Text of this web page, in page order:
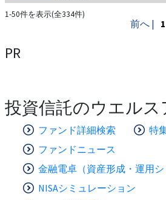
1-50件を表示(全334件)
前へ | 1
PR
投資信託のウエル
ファンド詳細検索
特
ファンドニュース
金融電卓（資産形成・運用シ
NISAシミュレーション